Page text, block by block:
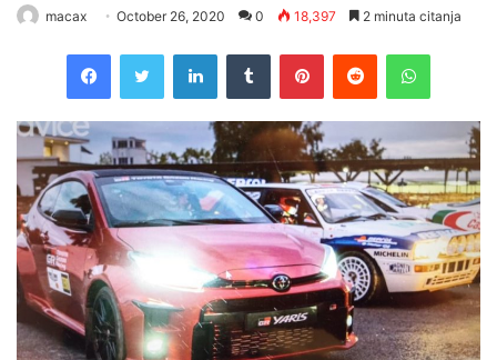
macax October 26, 2020 0 18,397 2 minuta citanja
FacebookTwitter LinkedInTumblr PinterestReddit